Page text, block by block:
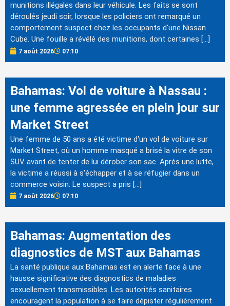
munitions illégales dans leur véhicule. Les faits se sont
déroulés jeudi soir, lorsque les policiers ont remarqué un
comportement suspect chez les occupants d'une Nissan
Cube. Une fouille a révélé des munitions, dont certaines […]
7 août 2026 07:10
Bahamas: Vol de voiture à Nassau :
une femme agressée en plein jour sur
Market Street
Une femme de 50 ans a été victime d'un vol de voiture sur
Market Street, où un homme masqué a brisé la vitre de son
SUV avant de tenter de lui dérober son sac. Après une lutte,
la victime a réussi à s'échapper et à se réfugier dans un
commerce voisin. Le suspect a pris […]
7 août 2026 07:10
Bahamas: Augmentation des
diagnostics de MST aux Bahamas
La santé publique aux Bahamas est en alerte face à une
hausse significative des diagnostics de maladies
sexuellement transmissibles. Les autorités sanitaires
encouragent la population à se faire dépister régulièrement